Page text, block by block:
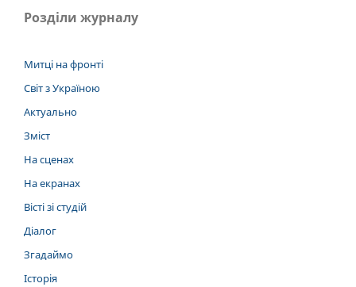
Розділи журналу
Митці на фронті
Світ з Україною
Актуально
Зміст
На сценах
На екранах
Вісті зі студій
Діалог
Згадаймо
Історія